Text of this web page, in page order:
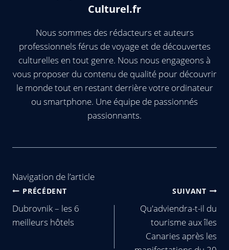
Culturel.fr
Nous sommes des rédacteurs et auteurs
professionnels férus de voyage et de découvertes
culturelles en tout genre. Nous nous engageons à
vous proposer du contenu de qualité pour découvrir
le monde tout en restant derrière votre ordinateur
ou smartphone. Une équipe de passionnés
passionnants.
Navigation de l’article
PRÉCÉDENT
Dubrovnik – les 6
meilleurs hôtels
SUIVANT
Qu'adviendra-t-il du
tourisme aux îles
Canaries après les